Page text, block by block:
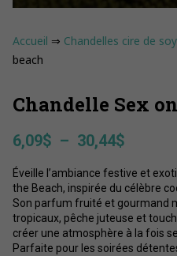
Accueil ⇒ Chandelles cire de
beach
Chandelle Sex
6,09$ – 30,44$Plage
prix :
6,09$
à
30,44$
Éveille l’ambiance festive et
the Beach, inspirée du célèbre
Son parfum fruité et gourmand
tropicaux, pêche juteuse et
créer une atmosphère à la fois
Parfaite pour les soirées